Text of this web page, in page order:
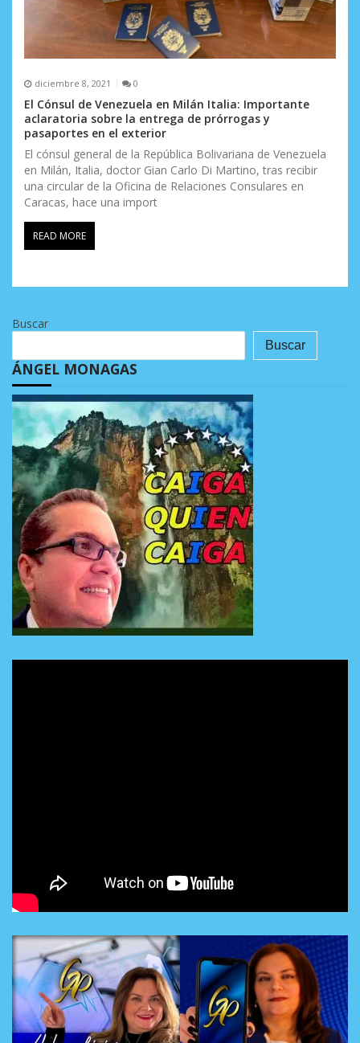
diciembre 8, 2021 0
El Cónsul de Venezuela en Milán Italia: Importante
aclaratoria sobre la entrega de prórrogas y
pasaportes en el exterior
El cónsul general de la República Bolivariana de Venezuela
en Milán, Italia, doctor Gian Carlo Di Martino, tras recibir
una circular de la Oficina de Relaciones Consulares en
Caracas, hace una import
READ MORE
Buscar
Buscar
ÁNGEL MONAGAS